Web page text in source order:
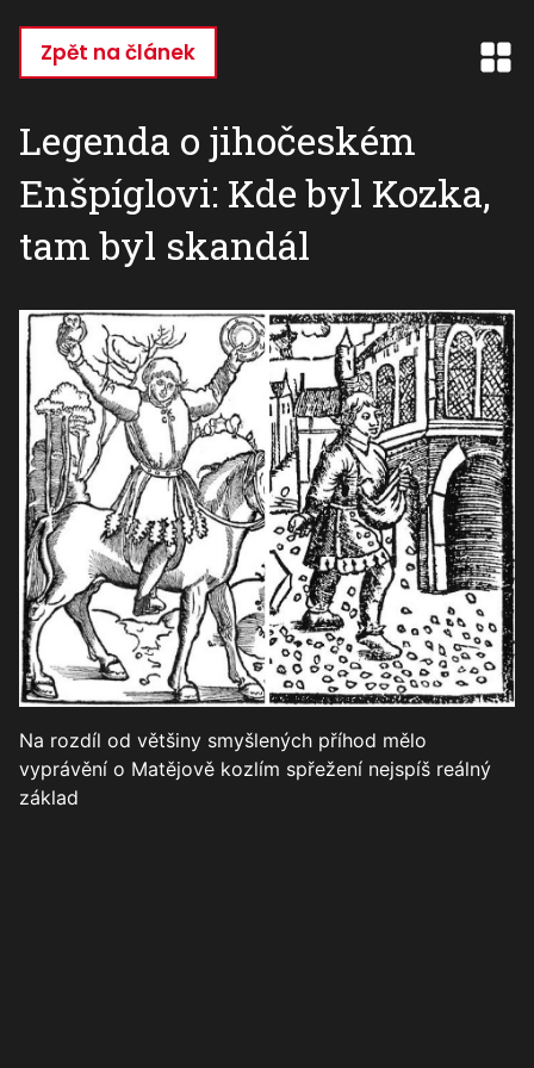
hlavnímu
Zpět na článek
Legenda o jihočeském
Enšpíglovi: Kde byl Kozka,
tam byl skandál
Na rozdíl od většiny smyšlených příhod mělo
vyprávění o Matějově kozlím spřežení nejspíš reálný
základ